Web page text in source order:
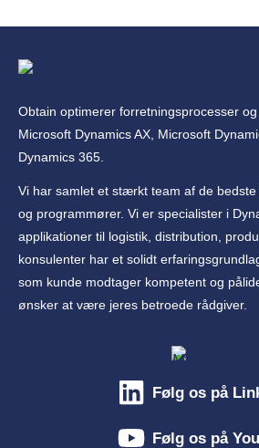
Obtain optimerer forretningsprocesser
Microsoft Dynamics AX, Microsoft
Dynamics 365.
Vi har samlet et stærkt team af de
og programmører. Vi er specialister i
applikationer til logistik, distribution,
konsulenter har et solidt
som kunde modtager kompetent og
ønsker at være jeres betroede rådgiver.
Følg os på
Følg os på